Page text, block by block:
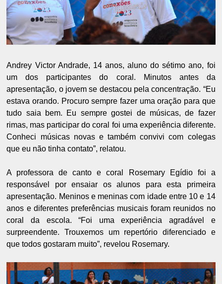
Andrey Victor Andrade, 14 anos, aluno do sétimo ano, foi
um dos participantes do coral. Minutos antes da
apresentação, o jovem se destacou pela concentração. “Eu
estava orando. Procuro sempre fazer uma oração para que
tudo saia bem. Eu sempre gostei de músicas, de fazer
rimas, mas participar do coral foi uma experiência diferente.
Conheci músicas novas e também convivi com colegas
que eu não tinha contato”, relatou.
A professora de canto e coral Rosemary Egídio foi a
responsável por ensaiar os alunos para esta primeira
apresentação. Meninos e meninas com idade entre 10 e 14
anos e diferentes preferências musicais foram reunidos no
coral da escola. “Foi uma experiência agradável e
surpreendente. Trouxemos um repertório diferenciado e
que todos gostaram muito”, revelou Rosemary.